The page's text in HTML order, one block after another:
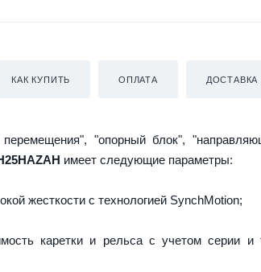
КАК КУПИТЬ ОПЛАТА ДОСТАВКА
перемещения", "опорный блок",
имеет следующие параметры:
жесткости с технологией SynchMotion;
каретки и рельса с учетом серии и